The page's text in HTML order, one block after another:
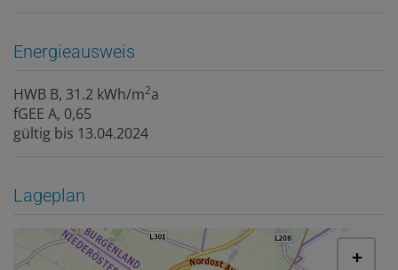
Energieausweis
HWB B, 31.2 kWh/m2a
fGEE A, 0,65
gültig bis 13.04.2024
Lageplan
+